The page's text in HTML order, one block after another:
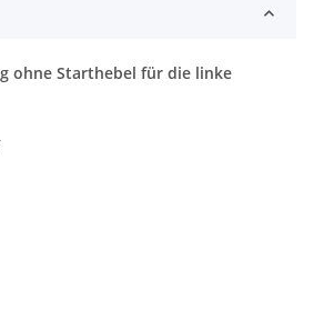
ohne Starthebel für die linke